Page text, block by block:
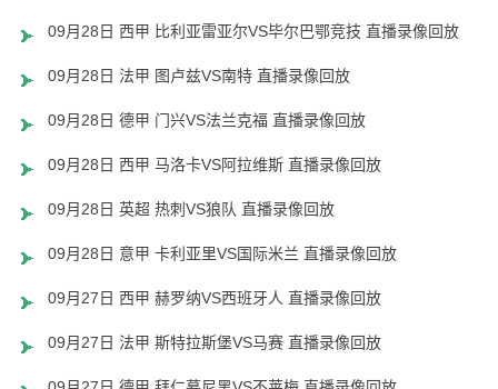
09月28日 西甲 比利亚雷亚尔VS毕尔巴鄂竞技 直播录像回放
09月28日 法甲 图卢兹VS南特 直播录像回放
09月28日 德甲 门兴VS法兰克福 直播录像回放
09月28日 西甲 马洛卡VS阿拉维斯 直播录像回放
09月28日 英超 热刺VS狼队 直播录像回放
09月28日 意甲 卡利亚里VS国际米兰 直播录像回放
09月27日 西甲 赫罗纳VS西班牙人 直播录像回放
09月27日 法甲 斯特拉斯堡VS马赛 直播录像回放